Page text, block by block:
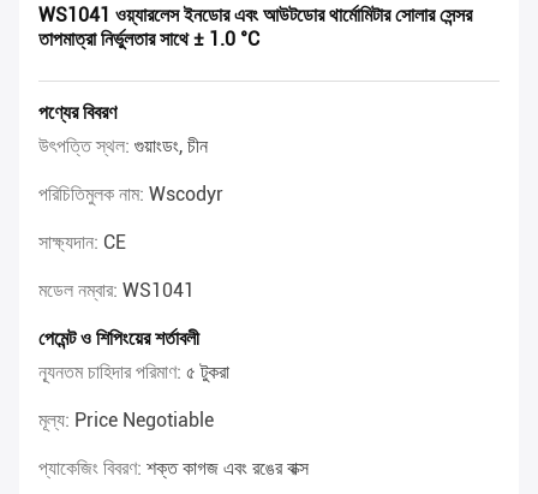
WS1041 ওয়্যারলেস ইনডোর এবং আউটডোর থার্মোমিটার সোলার সেন্সর
তাপমাত্রা নির্ভুলতার সাথে ± 1.0 °C
পণ্যের বিবরণ
উৎপত্তি স্থল: গুয়াংডং, চীন
পরিচিতিমুলক নাম: Wscodyr
সাক্ষ্যদান: CE
মডেল নম্বার: WS1041
পেমেন্ট ও শিপিংয়ের শর্তাবলী
ন্যূনতম চাহিদার পরিমাণ: ৫ টুকরা
মূল্য: Price Negotiable
প্যাকেজিং বিবরণ: শক্ত কাগজ এবং রঙের বাক্স